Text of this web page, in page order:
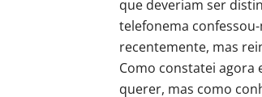
que deveriam ser
telefonema
recentemente, mas
Como constatei agora
querer, mas como